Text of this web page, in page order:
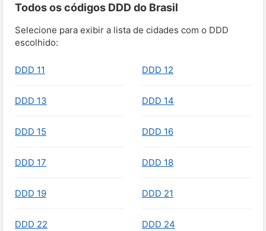
Todos os códigos DDD do Brasil
Selecione para exibir a lista de cidades com o DDD
escolhido:
DDD 11 DDD 12
DDD 13 DDD 14
DDD 15 DDD 16
DDD 17 DDD 18
DDD 19 DDD 21
DDD 22 DDD 24